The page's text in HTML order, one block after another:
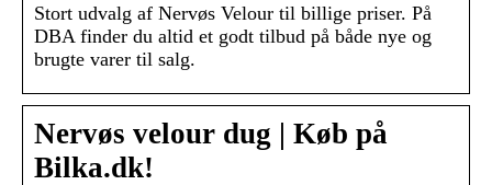
Stort udvalg af Nervøs Velour til billige priser. På
DBA finder du altid et godt tilbud på både nye og
brugte varer til salg.
Nervøs velour dug | Køb på
Bilka.dk!